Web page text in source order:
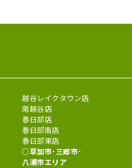
越谷レイクタウン店
南越谷店
春日部店
春日部南店
春日部東店
草加市･三郷市･
八潮市エリア